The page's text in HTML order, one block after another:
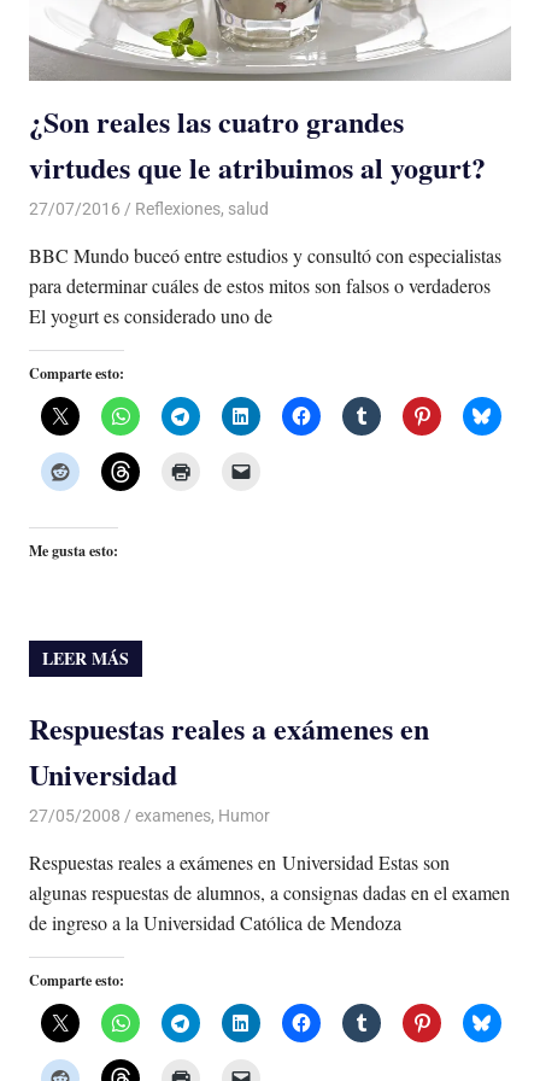
¿Son reales las cuatro grandes
virtudes que le atribuimos al yogurt?
27/07/2016 Luis Castellanos
Reflexiones, salud
BBC Mundo buceó entre estudios y consultó con especialistas
para determinar cuáles de estos mitos son falsos o verdaderos
El yogurt es considerado uno de
Comparte esto:
Me gusta esto:
LEER MÁS
Respuestas reales a exámenes en
Universidad
27/05/2008 Luis Castellanos
examenes, Humor
Respuestas reales a exámenes en Universidad Estas son
algunas respuestas de alumnos, a consignas dadas en el examen
de ingreso a la Universidad Católica de Mendoza
Comparte esto: